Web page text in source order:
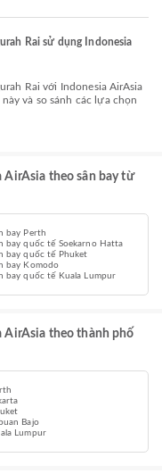
Rai sử dụng Indonesia
và so sánh các lựa chọn
theo sân bay từ
bay Perth
bay quốc tế Soekarno Hatta
bay quốc tế Phuket
bay Komodo
bay quốc tế Kuala Lumpur
AirAsia theo thành phố
Bajo
Lumpur